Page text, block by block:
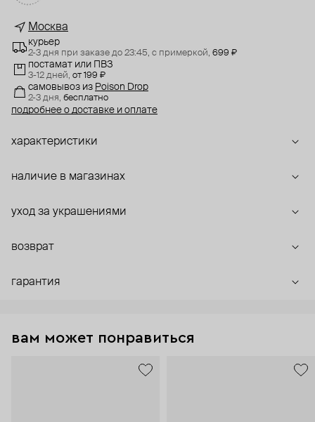
Москва
курьер
2-3 дня при заказе до 23:45, с примеркой, 699 ₽
постамат или ПВЗ
3-12 дней, от 199 ₽
самовывоз из Poison Drop
2-3 дня, бесплатно
подробнее о доставке и оплате
характеристики
наличие в магазинах
уход за украшениями
возврат
гарантия
вам может понравиться